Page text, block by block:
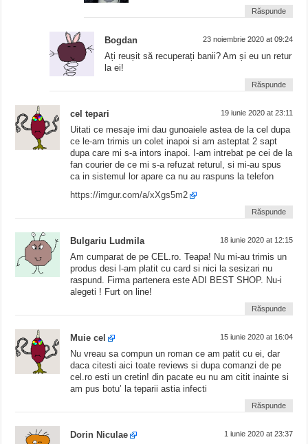
Răspunde
Bogdan 23 noiembrie 2020 at 09:24
Ați reușit să recuperați banii? Am și eu un retur
la ei!
Răspunde
cel tepari 19 iunie 2020 at 23:11
Uitati ce mesaje imi dau gunoaiele astea de la cel dupa
ce le-am trimis un colet inapoi si am asteptat 2 sapt
dupa care mi s-a intors inapoi. I-am intrebat pe cei de la
fan courier de ce mi s-a refuzat returul, si mi-au spus
ca in sistemul lor apare ca nu au raspuns la telefon
https://imgur.com/a/xXgs5m2
Răspunde
Bulgariu Ludmila 18 iunie 2020 at 12:15
Am cumparat de pe CEL.ro. Teapa! Nu mi-au trimis un
produs desi l-am platit cu card si nici la sesizari nu
raspund. Firma partenera este ADI BEST SHOP. Nu-i
alegeti ! Furt on line!
Răspunde
Muie cel 15 iunie 2020 at 16:04
Nu vreau sa compun un roman ce am patit cu ei, dar
daca citesti aici toate reviews si dupa comanzi de pe
cel.ro esti un cretin! din pacate eu nu am citit inainte si
am pus botu’ la teparii astia infecti
Răspunde
Dorin Niculae 1 iunie 2020 at 23:37